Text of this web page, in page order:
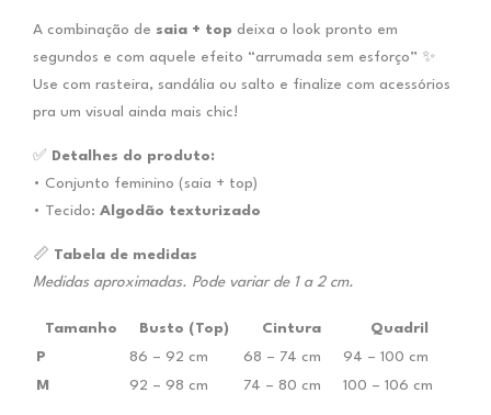
A combinação de saia + top deixa o look pronto em
segundos e com aquele efeito “arrumada sem esforço” ✨
Use com rasteira, sandália ou salto e finalize com acessórios
pra um visual ainda mais chic!
✅ Detalhes do produto:
• Conjunto feminino (saia + top)
• Tecido: Algodão texturizado
📏 Tabela de medidas
Medidas aproximadas. Pode variar de 1 a 2 cm.
Tamanho Busto (Top) Cintura
Quadril
P
86 – 92 cm 68 – 74 cm
94 – 100 cm
M
92 – 98 cm 74 – 80 cm 100 – 106 cm